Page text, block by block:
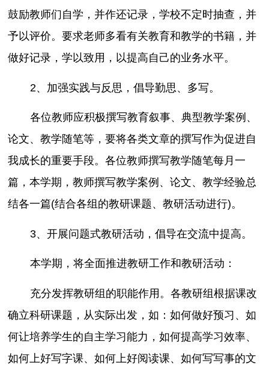
鼓励教师们自学，并作还记录，学校不定时抽查，并
予以评价。要求老师多看有关教育和教学的书籍，并
做好记录，学以致用，以提高自己的业务水平。
2、加强实践与反思，倡导勤思、多写。
各位教师应积极撰写教育叙事、典型教学案例、
论文、教学随笔等，要将各类文章的撰写作为促进自
我成长的重要手段。各位教师撰写教学随笔每月一
篇，本学期，教师撰写教学案例、论文、教学经验总
结各一篇(结合各组的教研课题、教研活动进行)。
3、开展问题式教研活动，倡导在交流中提高。
本学期，将全面推进教研工作和教研活动：
充分发挥教研组的职能作用。各教研组根据课改
确立科研课题，从实际出发，如：如何做好预习、如
何让培养学生的自主学习能力，如何提高学习效率、
如何上好写字课、如何上好阅读课、如何写写事的文